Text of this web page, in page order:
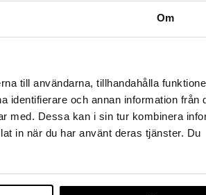
Om
till användarna, tillhandahålla
identifierare och annan information från
med. Dessa kan i sin tur kombinera
in när du har använt deras tjänster. Du
-21%